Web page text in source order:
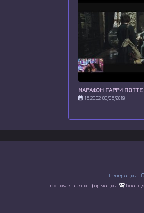
МАРАФОН ГАРРИ
15:28:02 03/05/2019
Генерация:
Техническая информация